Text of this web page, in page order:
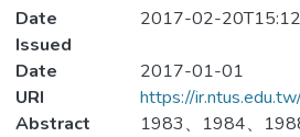
Date
Issued
2017-02-
Date
2017-01-01
URI
https://
Abstract
1983、1984、